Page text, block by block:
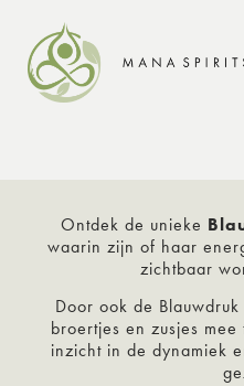
Ontdek de unieke
waarin zijn of haar
zichtbaar
Door ook de
broertjes en zusjes
inzicht in de dynamiek